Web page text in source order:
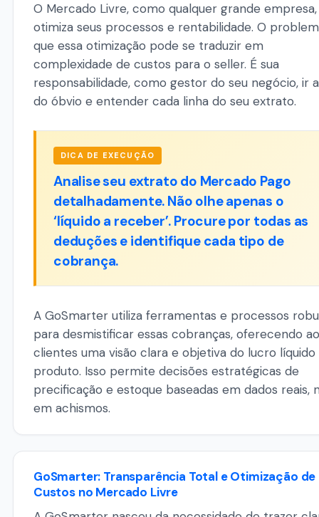
O Mercado Livre, como qualquer grande empresa,
otimiza seus processos e rentabilidade. O
que essa otimização pode se traduzir em
complexidade de custos para o seller. É sua
responsabilidade, como gestor do seu negócio, ir
do óbvio e entender cada linha do seu extrato.
DICA DE EXECUÇÃO
Analise seu extrato do Mercado Pago
detalhadamente. Não olhe apenas o
‘líquido a receber’. Procure por todas as
deduções e identifique cada tipo de
cobrança.
A GoSmarter utiliza ferramentas e processos
para desmistificar essas cobranças, oferecendo
clientes uma visão clara e objetiva do lucro
produto. Isso permite decisões estratégicas de
precificação e estoque baseadas em dados reais,
em achismos.
GoSmarter: Transparência Total e Otimização de
Custos no Mercado Livre